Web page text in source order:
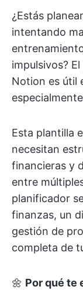
¿Estás
intentando
impulsivos?
Notion es útil
Esta plantilla
necesitan
financieras y
entre
planificador
finanzas, un
gestión de
completa de
🌼 Por qué te